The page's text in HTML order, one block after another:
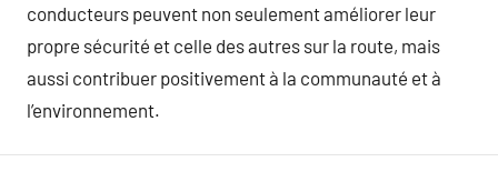
conducteurs peuvent non seulement améliorer leur
propre sécurité et celle des autres sur la route, mais
aussi contribuer positivement à la communauté et à
l’environnement.